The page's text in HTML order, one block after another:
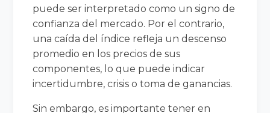
puede ser interpretado como un signo de
confianza del mercado. Por el contrario,
una caída del índice refleja un descenso
promedio en los precios de sus
componentes, lo que puede indicar
incertidumbre, crisis o toma de ganancias.
Sin embargo, es importante tener en